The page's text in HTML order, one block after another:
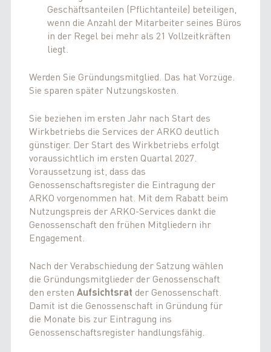
Geschäftsanteilen (Pflichtanteile) beteiligen,
wenn die Anzahl der Mitarbeiter seines Büros
in der Regel bei mehr als 21 Vollzeitkräften
liegt.
Werden Sie Gründungsmitglied. Das hat Vorzüge.
Sie sparen später Nutzungskosten.
Sie beziehen im ersten Jahr nach Start des
Wirkbetriebs die Services der ARKO deutlich
günstiger. Der Start des Wirkbetriebs erfolgt
voraussichtlich im ersten Quartal 2027.
Voraussetzung ist, dass das
Genossenschaftsregister die Eintragung der
ARKO vorgenommen hat. Mit dem Rabatt beim
Nutzungspreis der ARKO-Services dankt die
Genossenschaft den frühen Mitgliedern ihr
Engagement.
Nach der Verabschiedung der Satzung wählen
die Gründungsmitglieder der Genossenschaft
den ersten Aufsichtsrat der Genossenschaft.
Damit ist die Genossenschaft in Gründung für
die Monate bis zur Eintragung ins
Genossenschaftsregister handlungsfähig.